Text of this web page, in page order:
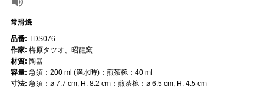
常滑焼
品番: TDS076
作家: 梅原タツオ、昭龍窯
材質: 陶器
容量: 急須：200 ml (満水時)；煎茶椀：40 ml
寸法: 急須：ø 7.7 cm, H: 8.2 cm；煎茶椀：ø 6.5 cm, H: 4.5 cm